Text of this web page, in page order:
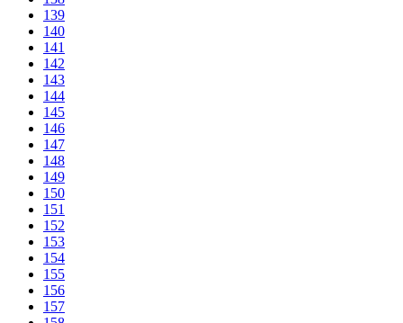
139
140
141
142
143
144
145
146
147
148
149
150
151
152
153
154
155
156
157